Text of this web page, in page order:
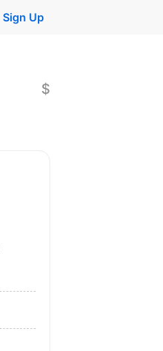
Sign Up
$